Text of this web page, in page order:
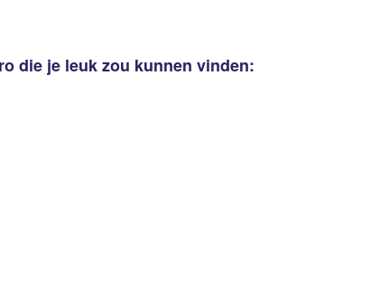
die je leuk zou kunnen vinden: